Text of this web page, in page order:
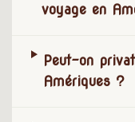
voyage en
Peut-on
Amériques ?